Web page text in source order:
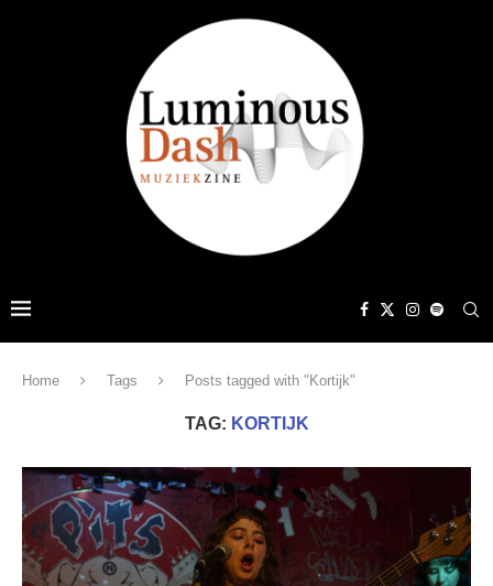
Home Tags Posts tagged with "Kortijk"
TAG: KORTIJK